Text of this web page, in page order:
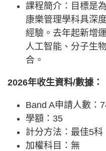
課程簡介：目標是
康樂管理學科具深
經驗。去年起新增
人工智能、分子生
合。
2026年收生資料/數據：
Band A申請人數：
學額：35
計分方法：最佳5科
加權科目：無